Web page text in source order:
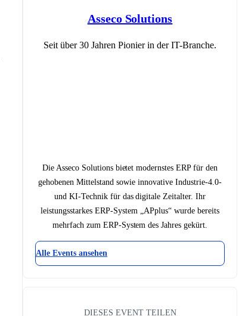
Asseco Solutions
Seit über 30 Jahren Pionier in der IT-Branche.
Die Asseco Solutions bietet modernstes ERP für den
gehobenen Mittelstand sowie innovative Industrie-4.0-
und KI-Technik für das digitale Zeitalter. Ihr
leistungsstarkes ERP-System „APplus“ wurde bereits
mehrfach zum ERP-System des Jahres gekürt.
Alle Events ansehen
DIESES EVENT TEILEN